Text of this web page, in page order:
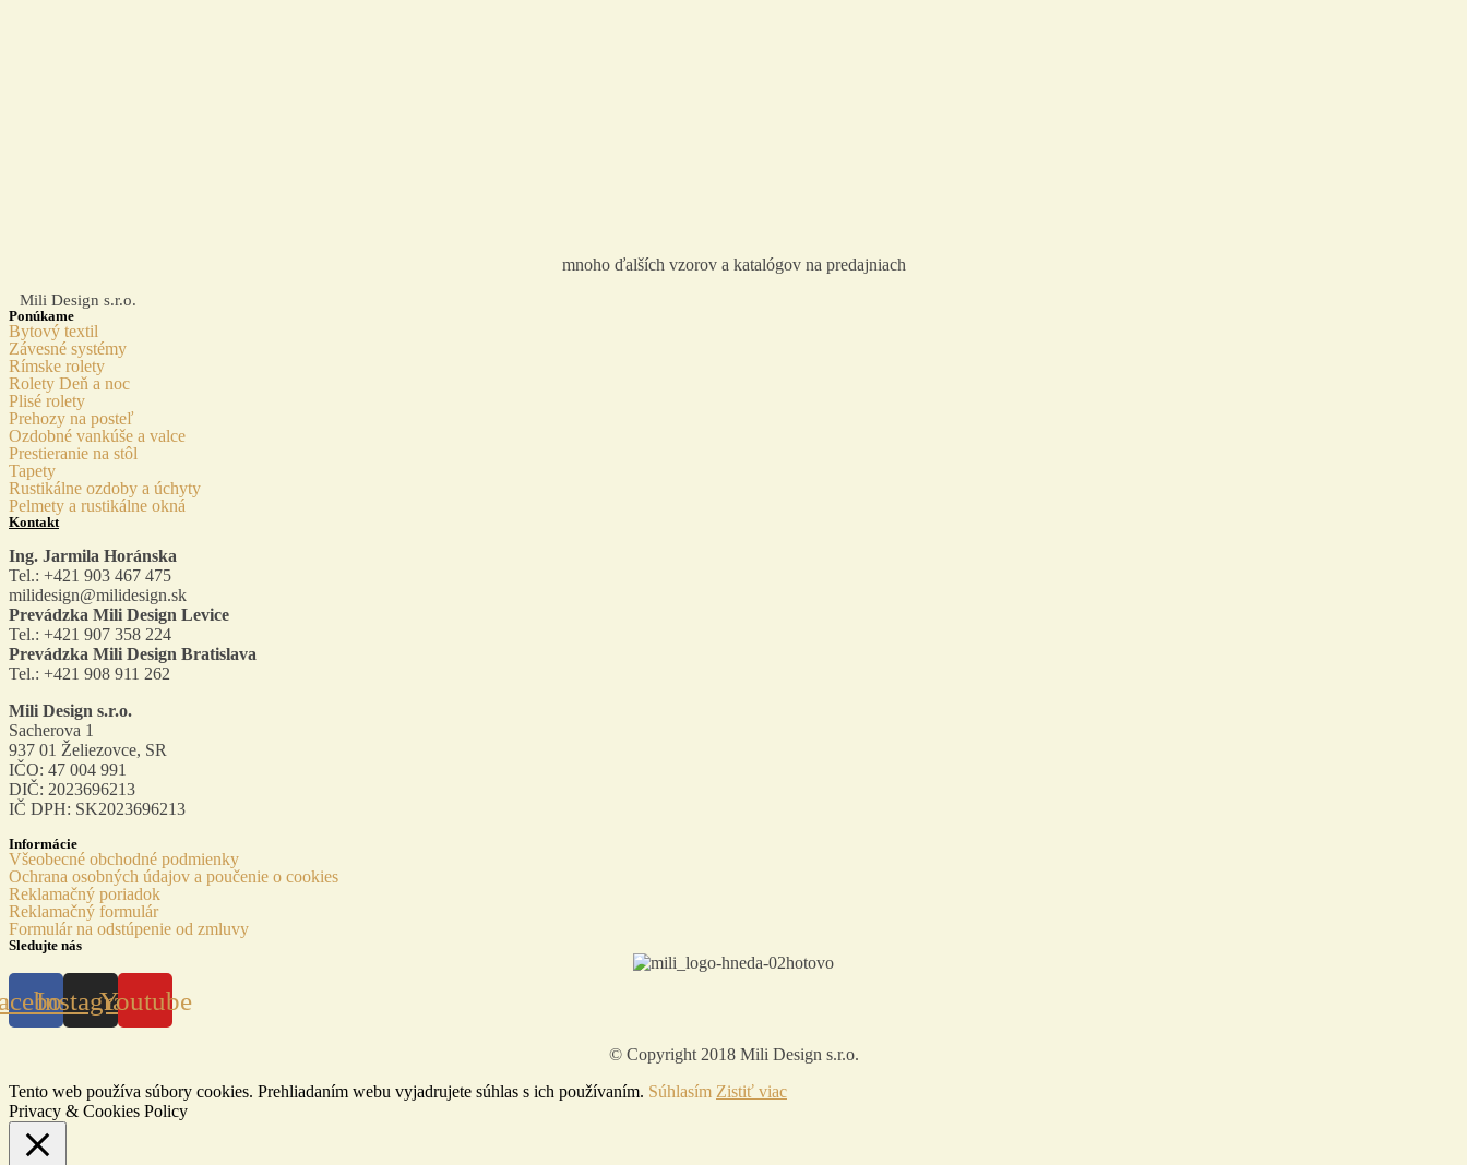
mnoho ďalších vzorov a katalógov na predajniach
Mili Design s.r.o.
Ponúkame
Bytový textil
Závesné systémy
Rímske rolety
Rolety Deň a noc
Plisé rolety
Prehozy na posteľ
Ozdobné vankúše a valce
Prestieranie na stôl
Tapety
Rustikálne ozdoby a úchyty
Pelmety a rustikálne okná
Kontakt
Ing. Jarmila Horánska
Tel.: +421 903 467 475
milidesign@milidesign.sk
Prevádzka Mili Design Levice
Tel.: +421 907 358 224
Prevádzka Mili Design Bratislava
Tel.: +421 908 911 262
Mili Design s.r.o.
Sacherova 1
937 01 Želiezovce, SR
IČO: 47 004 991
DIČ: 2023696213
IČ DPH: SK2023696213
Informácie
Všeobecné obchodné podmienky
Ochrana osobných údajov a poučenie o cookies
Reklamačný poriadok
Reklamačný formulár
Formulár na odstúpenie od zmluvy
Sledujte nás
InstagramYoutube
© Copyright 2018 Mili Design s.r.o.
Tento web používa súbory cookies. Prehliadaním webu vyjadrujete súhlas s ich používaním. Súhlasím Zistiť viac
Privacy & Cookies Policy